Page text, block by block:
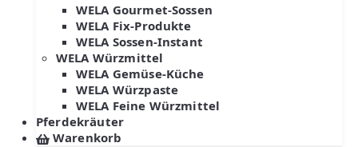
WELA Gourmet-Sossen
WELA Fix-Produkte
WELA Sossen-Instant
WELA Würzmittel
WELA Gemüse-Küche
WELA Würzpaste
WELA Feine Würzmittel
Pferdekräuter
Warenkorb